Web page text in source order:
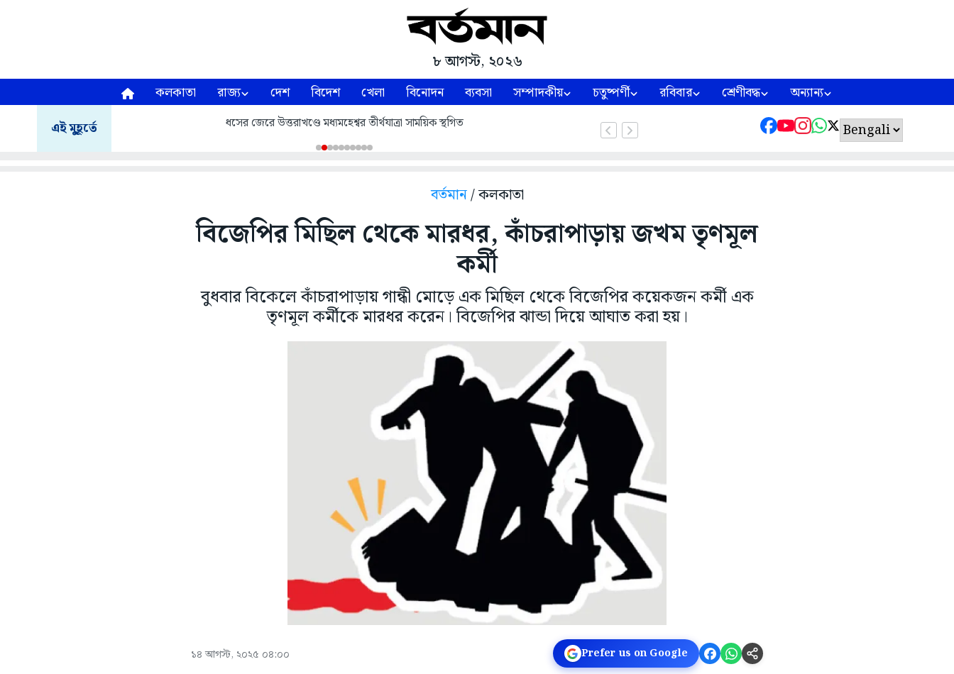
৮ আগস্ট, ২০২৬
কলকাতা রাজ্য দেশ বিদেশ খেলা বিনোদন ব্যবসা সম্পাদকীয় চতুষ্পর্ণী রবিবার শ্রেণীবদ্ধ অন্যান্য
এই মুহূর্তে ধসের জেরে উত্তরাখণ্ডে মধ্যমহেশ্বর তীর্থযাত্রা সাময়িক স্থগিত
বর্তমান/ কলকাতা
বিজেপির মিছিল থেকে মারধর, কাঁচরাপাড়ায় জখম তৃণমূল
কর্মী
বুধবার বিকেলে কাঁচরাপাড়ায় গান্ধী মোড়ে এক মিছিল থেকে বিজেপির কয়েকজন কর্মী এক
তৃণমূল কর্মীকে মারধর করেন। বিজেপির ঝান্ডা দিয়ে আঘাত করা হয়।
১৪ আগস্ট, ২০২৫ ০৪:০০ Prefer us on Google